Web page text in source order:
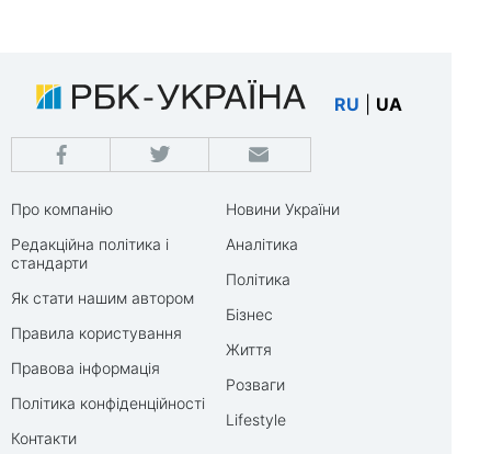
RU UA
Про компанію
Редакційна політика і
стандарти
Як стати нашим автором
Правила користування
Правова інформація
Політика конфіденційності
Контакти
Новини України
Аналітика
Політика
Бізнес
Життя
Розваги
Lifestyle